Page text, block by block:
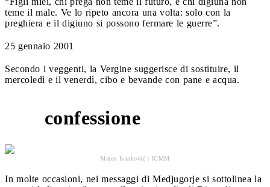
teme il male. Ve lo ripeto ancora una volta: solo con la
preghiera e il digiuno si possono fermare le guerre”.
25 gennaio 2001
Secondo i veggenti, la Vergine suggerisce di sostituire, il
mercoledì e il venerdì, cibo e bevande con pane e acqua.
confessione
Mateo Ivanković | ICMM
In molte occasioni, nei messaggi di Medjugorje si sottolinea la